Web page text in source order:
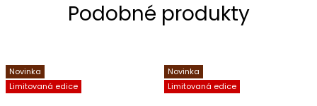
Novinka
Limitovaná edice
Novinka
Limitovaná edice